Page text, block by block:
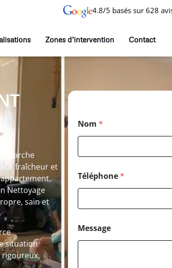
4.8/5 basés sur 628
Zones d’intervention Contact
fraîcheur et
Nettoyage
sain et
situation
rigoureux.
Nom *
Téléphone*
Message